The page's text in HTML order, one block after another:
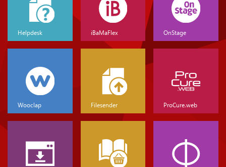
Helpdesk iBaMaFlex OnStage
Wooclap Filesender ProCure.web